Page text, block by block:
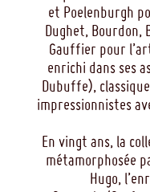
et Poelenburgh
Dughet, Bourdon,
Gauffier pour
enrichi dans ses
Dubuffe),
impressionnistes
En vingt ans, la
métamorphosée
Hugo,